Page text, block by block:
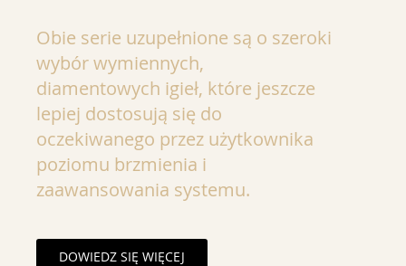
Obie serie uzupełnione są o szeroki
wybór wymiennych,
diamentowych igieł, które jeszcze
lepiej dostosują się do
oczekiwanego przez użytkownika
poziomu brzmienia i
zaawansowania systemu.
DOWIEDZ SIĘ WIĘCEJ